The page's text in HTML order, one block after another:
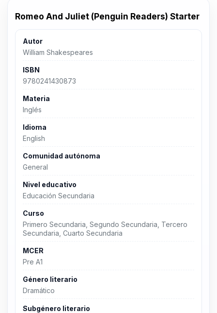
Romeo And Juliet (Penguin Readers) Starter
Autor
William Shakespeares
ISBN
9780241430873
Materia
Inglés
Idioma
English
Comunidad autónoma
General
Nivel educativo
Educación Secundaria
Curso
Primero Secundaria, Segundo Secundaria, Tercero
Secundaria, Cuarto Secundaria
MCER
Pre A1
Género literario
Dramático
Subgénero literario